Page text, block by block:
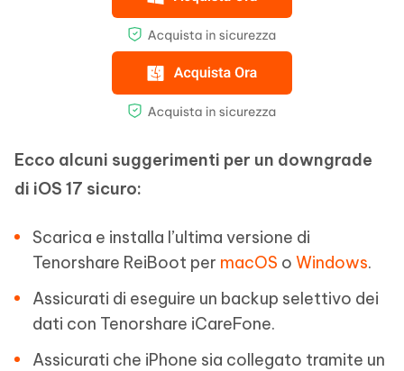
Ecco alcuni suggerimenti per un downgrade
di iOS 17 sicuro:
Scarica e installa l’ultima versione di
Tenorshare ReiBoot per macOS o Windows.
Assicurati di eseguire un backup selettivo dei
dati con Tenorshare iCareFone.
Assicurati che iPhone sia collegato tramite un